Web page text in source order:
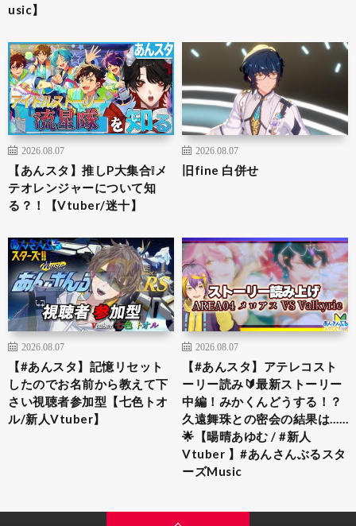
usic】
2026.08.07
【あんスタ】推しP大集合❕メ
テオレンジャーについて知
る？！【Vtuber/迷十】
2026.08.07
旧fine 白併せ
2026.08.07
【#あんスタ】記憶リセット
したのでお名前から教えて下
さい視聴者参加型【七色トオ
ル/新人Vtuber】
2026.08.07
【#あんスタ】アテレコスト
ーリー読み🔰最新ストーリー
中編！みかくんどうする！？
久遠舞珠との密会の結果は……
🌟【暘晴あゆむ / #新人
Vtuber 】#あんさんぶるスタ
ーズMusic